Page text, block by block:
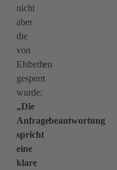
nicht
aber
die
von
Elsbethen
gesperrt
wurde:
„Die
Anfragebeantwortung
spricht
eine
klare